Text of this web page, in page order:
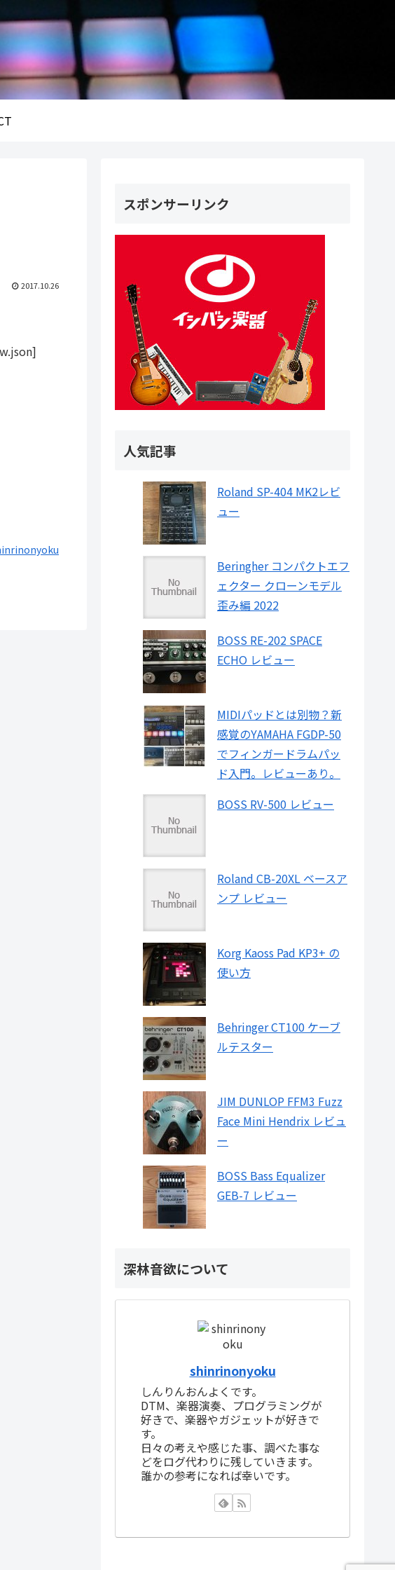
2017.10.26
スポンサーリンク
人気記事
Roland SP-404 MK2レビ
ュー
Beringher コンパクトエフ
ェクター クローンモデル
歪み編 2022
BOSS RE-202 SPACE
ECHO レビュー
MIDIパッドとは別物？新
感覚のYAMAHA FGDP-50
でフィンガードラムパッ
ド入門。レビューあり。
BOSS RV-500 レビュー
Roland CB-20XL ベースア
ンプ レビュー
Korg Kaoss Pad KP3+ の
使い方
Behringer CT100 ケーブ
ルテスター
JIM DUNLOP FFM3 Fuzz
Face Mini Hendrix レビュ
ー
BOSS Bass Equalizer
GEB-7 レビュー
深林音欲について
shinrinonyoku
しんりんおんよくです。
DTM、楽器演奏、プログラミングが
好きで、楽器やガジェットが好きで
す。
日々の考えや感じた事、調べた事な
どをログ代わりに残していきます。
誰かの参考になれば幸いです。